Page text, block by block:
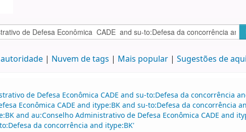
Nuvem de tags Mais popular Sugestões de
de Defesa Econômica CADE and su-to:Defesa da concorrência
Econômica CADE and itype:BK and su-to:Defesa da concorrência
and au:Conselho Administrativo de Defesa Econômica CADE and
da concorrência and itype:BK'